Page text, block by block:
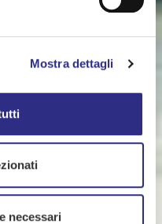
Mostra dettagli
necessari